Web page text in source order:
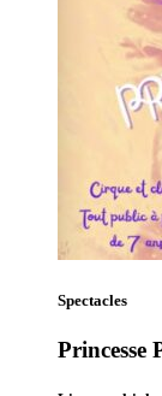
Spectacles
Princesse